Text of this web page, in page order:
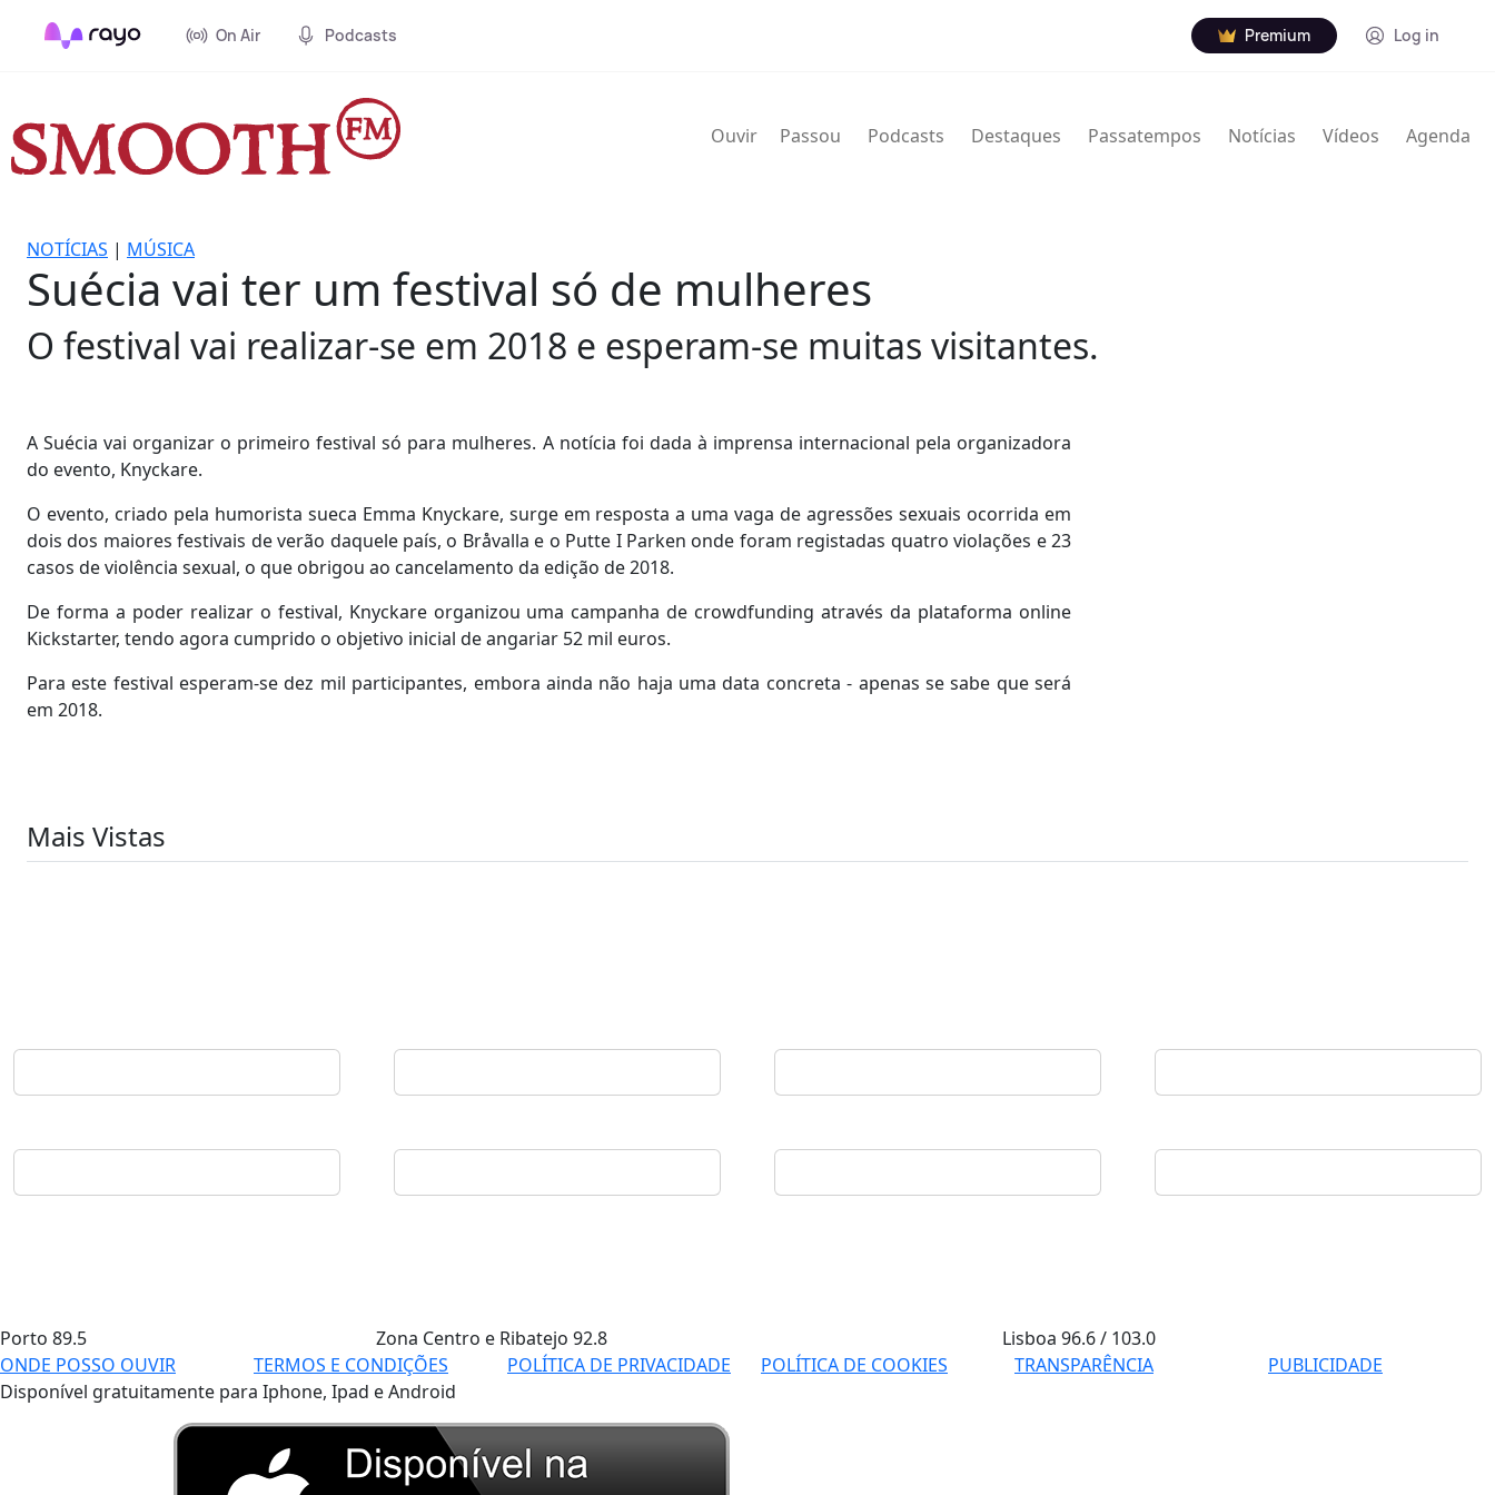
On Air Podcasts Premium Log in
Ouvir Passou Podcasts Destaques Passatempos Notícias Vídeos Agenda
NOTÍCIAS | MÚSICA
Suécia vai ter um festival só de mulheres
O festival vai realizar-se em 2018 e esperam-se muitas visitantes.
A Suécia vai organizar o primeiro festival só para mulheres. A notícia foi dada à imprensa internacional pela organizadora
do evento, Knyckare.
O evento, criado pela humorista sueca Emma Knyckare, surge em resposta a uma vaga de agressões sexuais ocorrida em
dois dos maiores festivais de verão daquele país, o Bråvalla e o Putte I Parken onde foram registadas quatro violações e 23
casos de violência sexual, o que obrigou ao cancelamento da edição de 2018.
De forma a poder realizar o festival, Knyckare organizou uma campanha de crowdfunding através da plataforma online
Kickstarter, tendo agora cumprido o objetivo inicial de angariar 52 mil euros.
Para este festival esperam-se dez mil participantes, embora ainda não haja uma data concreta - apenas se sabe que será
em 2018.
Mais Vistas
Porto 89.5 Zona Centro e Ribatejo 92.8 Lisboa96.6 / 103.0
ONDE POSSO OUVIR
TERMOS E CONDIÇÕES POLÍTICA DE PRIVACIDADE POLÍTICA DE COOKIES TRANSPARÊNCIA
PUBLICIDADE
Disponível gratuitamente para Iphone, Ipad e Android